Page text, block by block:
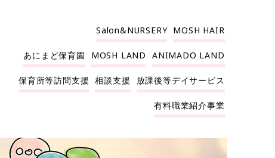
Salon&NURSERY MOSH HAIR
あにまど保育園 MOSH LAND ANIMADO LAND
保育所等訪問支援 相談支援 放課後等デイサービス
有料職業紹介事業